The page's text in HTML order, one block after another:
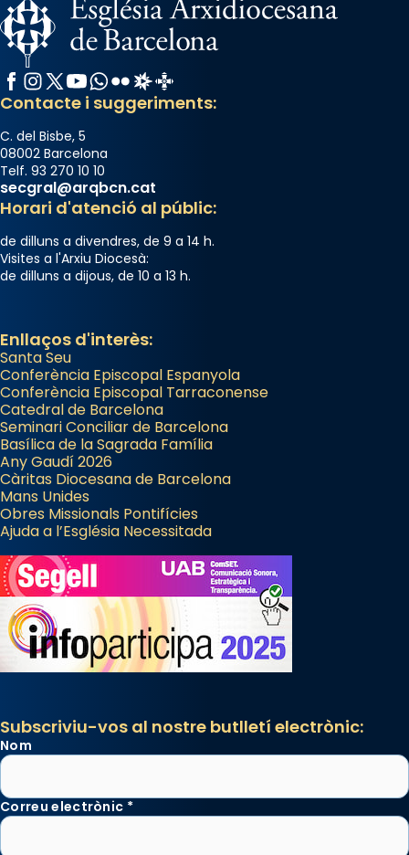
Facebook
Instagram
X / Twitter
YouTube
WhatsApp
FlickrRadio Estel
Catalunya Cristiana
Contacte i suggeriments:
C. del Bisbe, 5
08002 Barcelona
Telf. 93 270 10 10
secgral@arqbcn.cat
Horari d'atenció al públic:
de dilluns a divendres, de 9 a 14 h.
Visites a l'Arxiu Diocesà:
de dilluns a dijous, de 10 a 13 h.
Enllaços d'interès:
Santa Seu
Conferència Episcopal Espanyola
Conferència Episcopal Tarraconense
Catedral de Barcelona
Seminari Conciliar de Barcelona
Basílica de la Sagrada Família
Any Gaudí 2026
Càritas Diocesana de Barcelona
Mans Unides
Obres Missionals Pontifícies
Ajuda a l’Església Necessitada
Subscriviu-vos al nostre butlletí electrònic:
Nom
Correu electrònic *